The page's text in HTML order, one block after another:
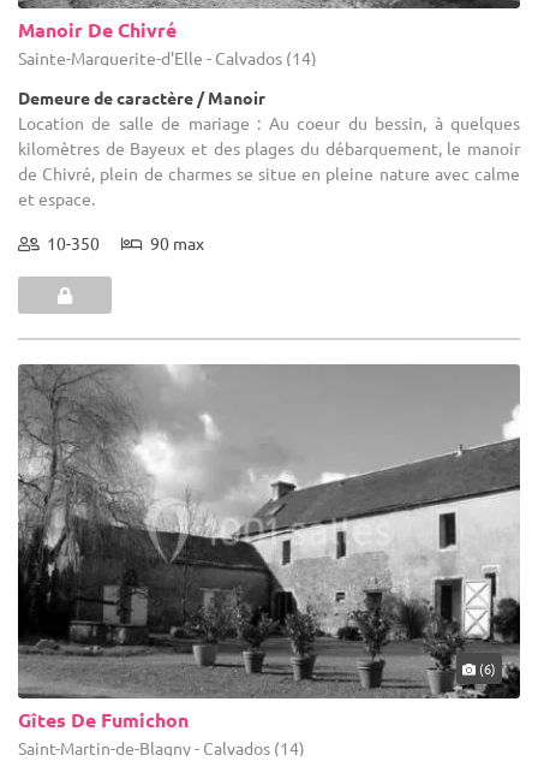
Manoir De Chivré
Sainte-Marguerite-d'Elle - Calvados (14)
Demeure de caractère / Manoir
Location de salle de mariage : Au coeur du bessin, à quelques
kilomètres de Bayeux et des plages du débarquement, le manoir
de Chivré, plein de charmes se situe en pleine nature avec calme
et espace.
10-350 90 max
(6)
Gîtes De Fumichon
Saint-Martin-de-Blagny - Calvados (14)